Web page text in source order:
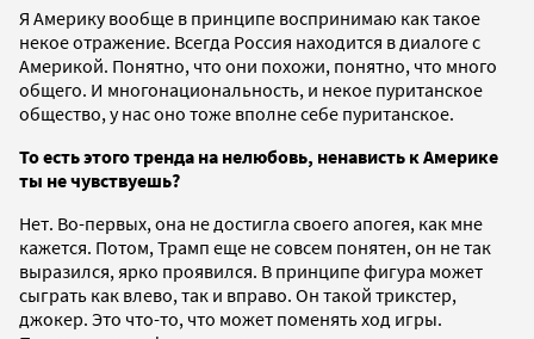
Я Америку вообще в принципе воспринимаю как такое
некое отражение. Всегда Россия находится в диалоге с
Америкой. Понятно, что они похожи, понятно, что много
общего. И многонациональность, и некое пуританское
общество, у нас оно тоже вполне себе пуританское.
То есть этого тренда на нелюбовь, ненависть к Америке
ты не чувствуешь?
Нет. Во-первых, она не достигла своего апогея, как мне
кажется. Потом, Трамп еще не совсем понятен, он не так
выразился, ярко проявился. В принципе фигура может
сыграть как влево, так и вправо. Он такой трикстер,
джокер. Это что-то, что может поменять ход игры.